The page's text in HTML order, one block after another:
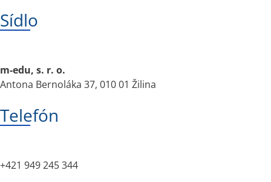
Sídlo
m-edu, s. r. o.
Antona Bernoláka 37, 010 01 Žilina
Telefón
+421 949 245 344